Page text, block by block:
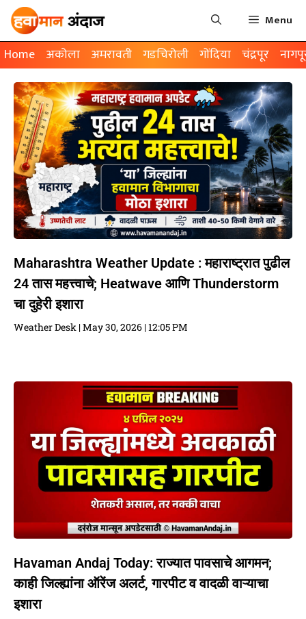
Menu
Home अकोला अमरावती गडचिरोली गोंदिया चंद्रपूर
Maharashtra Weather Update : महाराष्ट्रात पुढील
24 तास महत्त्वाचे; Heatwave आणि Thunderstorm
चा दुहेरी इशारा
Weather Desk May 30, 2026 12:05 PM
Havaman Andaj Today: राज्यात पावसाचे आगमन;
काही जिल्ह्यांना ऑरेंज अलर्ट, गारपीट व वादळी वाऱ्याचा
इशारा